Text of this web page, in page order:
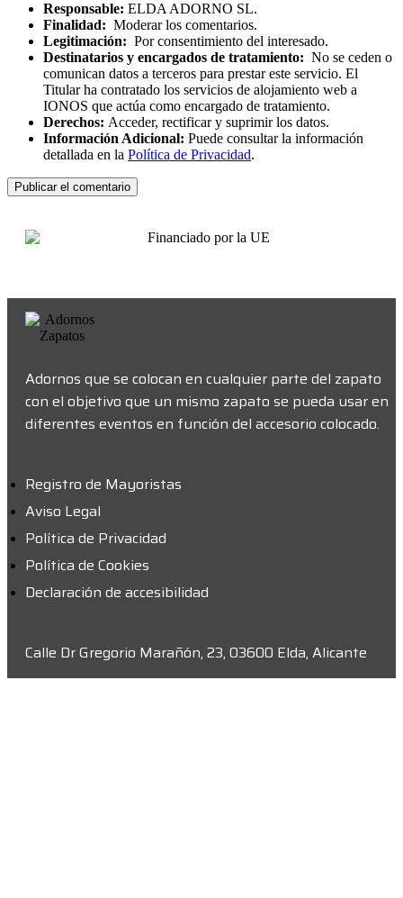
Responsable: ELDA ADORNO SL.
Finalidad: Moderar los comentarios.
Legitimación: Por consentimiento del interesado.
Destinatarios y encargados de tratamiento: No se ceden o
comunican datos a terceros para prestar este servicio. El
Titular ha contratado los servicios de alojamiento web a
IONOS que actúa como encargado de tratamiento.
Derechos: Acceder, rectificar y suprimir los datos.
Información Adicional: Puede consultar la información
detallada en la Política de Privacidad.
Adornos que se colocan en cualquier parte del zapato
con el objetivo que un mismo zapato se pueda usar en
diferentes eventos en función del accesorio colocado.
Registro de Mayoristas
Aviso Legal
Política de Privacidad
Política de Cookies
Declaración de accesibilidad
Calle Dr Gregorio Marañón, 23, 03600 Elda, Alicante